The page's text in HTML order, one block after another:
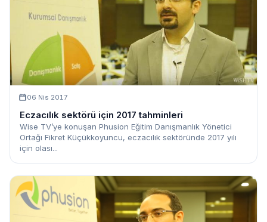
06 Nis 2017
Eczacılık sektörü için 2017 tahminleri
Wise TV’ye konuşan Phusion Eğitim Danışmanlık Yönetici
Ortağı Fikret Küçükkoyuncu, eczacılık sektöründe 2017 yılı
için olası...